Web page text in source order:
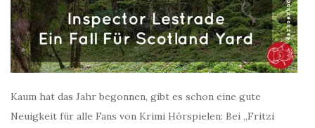
Kaum hat das Jahr begonnen, gibt es schon eine gute
Neuigkeit für alle Fans von Krimi Hörspielen: Bei „Fritzi